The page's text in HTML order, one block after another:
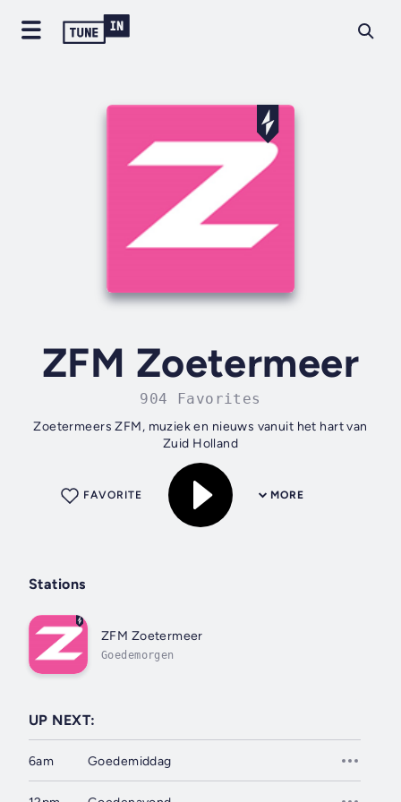
ZFM Zoetermeer
904 Favorites
Zoetermeers ZFM, muziek en nieuws vanuit het hart van
Zuid Holland
MORE
FAVORITE
Stations
ZFM Zoetermeer
Goedemorgen
UP NEXT:
6am Goedemiddag